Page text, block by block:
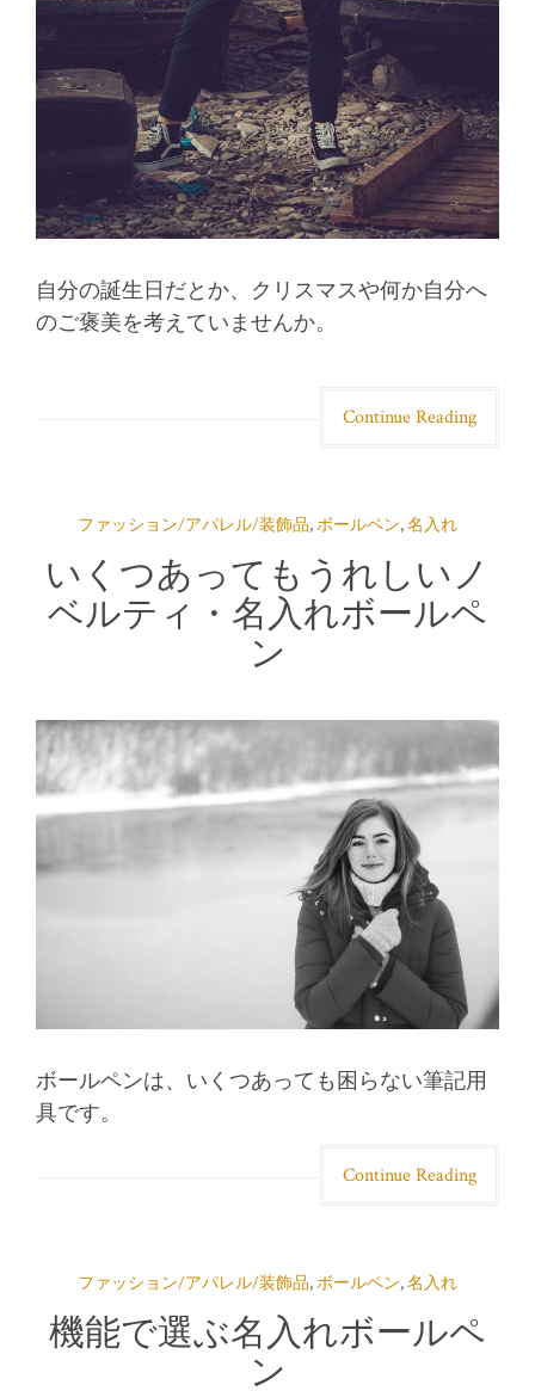
自分の誕生日だとか、クリスマスや何か自分へ
のご褒美を考えていませんか。
Continue Reading
ファッション/アパレル/装飾品,ボールペン,名入れ
いくつあってもうれしいノ
ベルティ・名入れボールペ
ン
ボールペンは、いくつあっても困らない筆記用
具です。
Continue Reading
ファッション/アパレル/装飾品,ボールペン,名入れ
機能で選ぶ名入れボールペ
ン